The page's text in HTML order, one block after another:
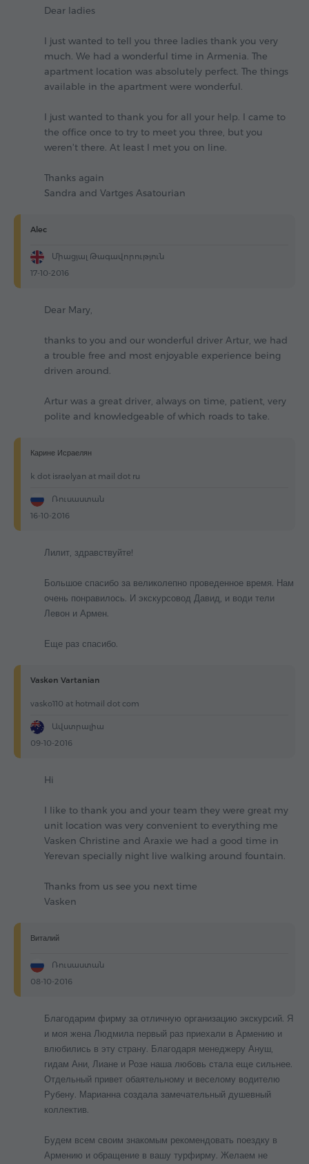
Dear ladies
I just wanted to tell you three ladies thank you very
much. We had a wonderful time in Armenia. The
apartment location was absolutely perfect. The things
available in the apartment were wonderful.
I just wanted to thank you for all your help. I came to
the office once to try to meet you three, but you
weren't there. At least I met you on line.
Thanks again
Sandra and Vartges Asatourian
Alec
Միացյալ Թագավորություն
17-10-2016
Dear Mary,
thanks to you and our wonderful driver Artur, we had
a trouble free and most enjoyable experience being
driven around.
Artur was a great driver, always on time, patient, very
polite and knowledgeable of which roads to take.
Карине Исраелян
k dot israelyan at mail dot ru
Ռուսաստան
16-10-2016
Лилит, здравствуйте!
Большое спасибо за великолепно проведенное время. Нам
очень понравилось. И экскурсовод Давид, и води тели
Левон и Армен.
Еще раз спасибо.
Vasken Vartanian
vasko110 at hotmail dot com
Ավստրալիա
09-10-2016
Hi
I like to thank you and your team they were great my
unit location was very convenient to everything me
Vasken Christine and Araxie we had a good time in
Yerevan specially night live walking around fountain.
Thanks from us see you next time
Vasken
Виталий
Ռուսաստան
08-10-2016
Благодарим фирму за отличную организацию экскурсий. Я
и моя жена Людмила первый раз приехали в Армению и
влюбились в эту страну. Благодаря менеджеру Ануш,
гидам Ани, Лиане и Розе наша любовь стала еще сильнее.
Отдельный привет обаятельному и веселому водителю
Рубену. Марианна создала замечательный душевный
коллектив.
Будем всем своим знакомым рекомендовать поездку в
Армению и обращение в вашу турфирму. Желаем не